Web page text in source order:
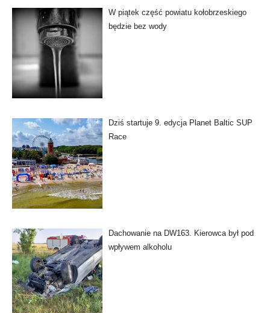
W piątek część powiatu kołobrzeskiego
będzie bez wody
Dziś startuje 9. edycja Planet Baltic SUP
Race
Dachowanie na DW163. Kierowca był pod
wpływem alkoholu